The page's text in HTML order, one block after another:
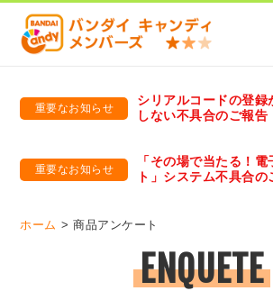
重要なお知らせ
シリアルコードの登録
しない不具合のご報告
重要なお知らせ
「その場で当たる！
ト」システム不具合の
ホーム 商品アンケート
ENQUETE